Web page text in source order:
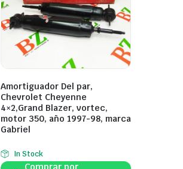
Amortiguador Del par,
Chevrolet Cheyenne
4×2,Grand Blazer, vortec,
motor 350, año 1997-98, marca
Gabriel
In Stock